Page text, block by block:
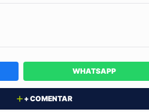
foi complexo e exaustivo,
de toda a manhã. Nas
na terceira abordagem
é
identificação, uma
de longa permanência da
WHATSAPP
+ COMENTAR